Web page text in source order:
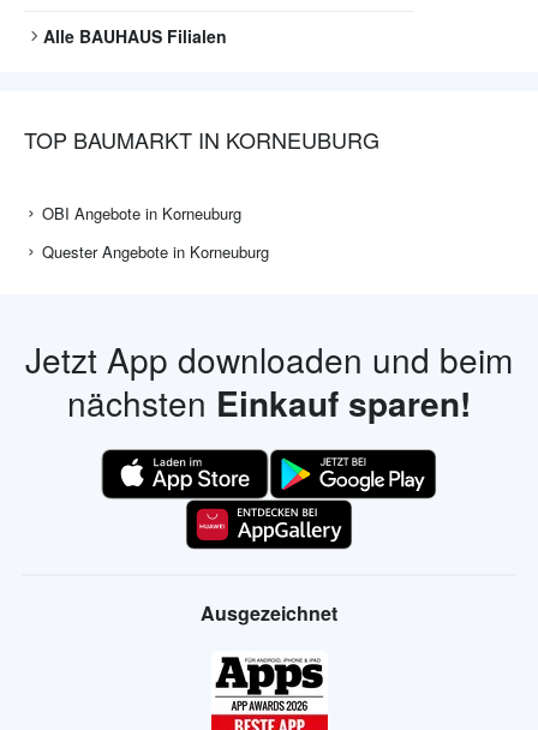
Alle BAUHAUS Filialen
TOP BAUMARKT IN KORNEUBURG
OBI Angebote in Korneuburg
Quester Angebote in Korneuburg
Jetzt App downloaden und beim
nächsten Einkauf sparen!
Ausgezeichnet